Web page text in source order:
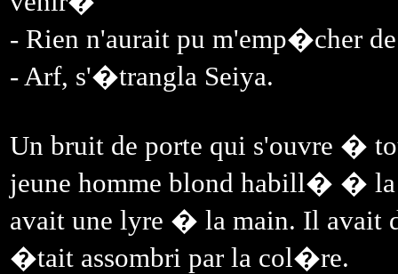
- Rien n'aurait pu m'emp�cher
- Arf, s'�trangla Seiya.
Un bruit de porte qui s'ouvre �
jeune homme blond habill� � la
avait une lyre � la main. Il avait
�tait assombri par la col�re.